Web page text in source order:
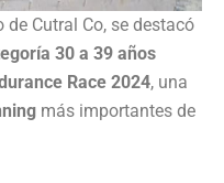
de Cutral Co, se destacó
30 a 39 años
Race 2024, una
más importantes de